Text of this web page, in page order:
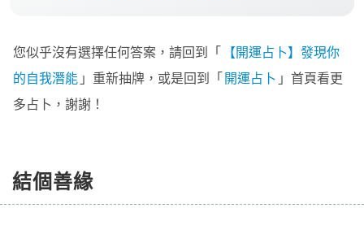
您似乎沒有選擇任何答案，請回到「 【開運占卜】發現你
的自我潛能 」重新抽牌，或是回到「開運占卜 」首頁看更
多占卜，謝謝！
結個善緣